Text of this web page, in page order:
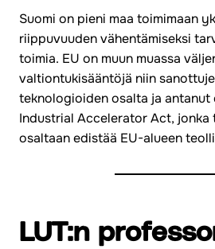
Suomi on pieni maa toimimaan
riippuvuuden vähentämiseksi
toimia. EU on muun muassa
valtiontukisääntöjä niin
teknologioiden osalta ja antanut
Industrial Accelerator Act, jonka
osaltaan edistää EU-alueen
LUT:n